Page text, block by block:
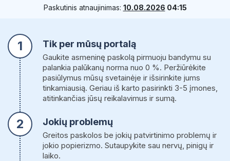
Paskutinis atnaujinimas: 10.08.2026 04:15
1 Tik per mūsų portalą
Gaukite asmeninę paskolą pirmuoju bandymu su
palankia palūkanų norma nuo 0 %. Peržiūrėkite
pasiūlymus mūsų svetainėje ir išsirinkite jums
tinkamiausią. Geriau iš karto pasirinkti 3-5 įmones,
atitinkančias jūsų reikalavimus ir sumą.
2 Jokių problemų
Greitos paskolos be jokių patvirtinimo problemų ir
jokio popierizmo. Sutaupykite sau nervų, pinigų ir
laiko.